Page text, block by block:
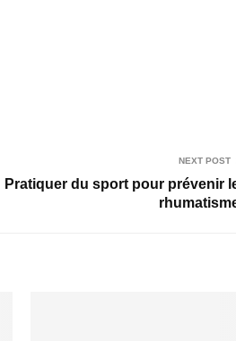
NEXT POST
Pratiquer du sport pour prévenir